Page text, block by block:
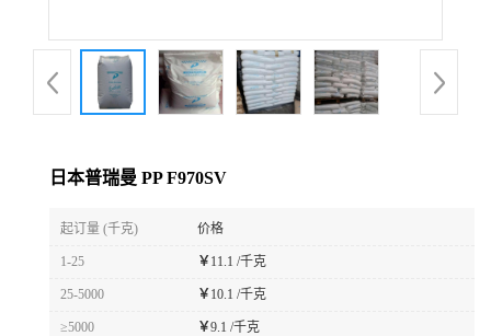
日本普瑞曼 PP F970SV
起订量 (千克) 价格
1-25 ￥11.1 /千克
25-5000 ￥10.1 /千克
≥5000 ￥9.1 /千克